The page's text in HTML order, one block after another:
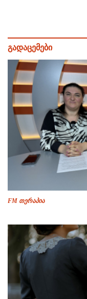
გადაცემები
FM თერაპია